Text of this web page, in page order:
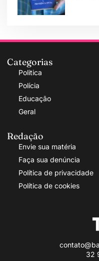
Categorias
Politica
Polícia
Educação
Geral
Redação
Envie sua matéria
Faça sua denúncia
Política de privacidade
Política de cookies
32